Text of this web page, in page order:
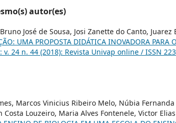
autor(es)
José de Sousa, Josi Zanette do Canto, Juarez
UMA PROPOSTA DIDÁTICA INOVADORA PARA
v. 24 n. 44 (2018): Revista Univap online / ISSN
Marcos Vinicius Ribeiro Melo, Núbia
Costa Louzeiro, Maria Alves Fontenele, Victor